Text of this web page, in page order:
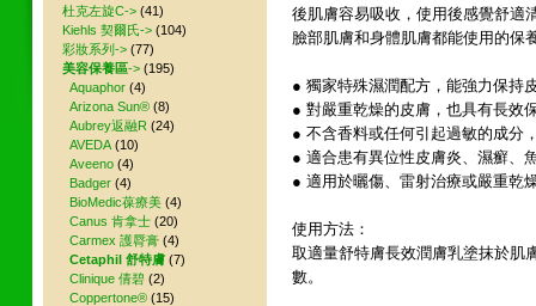
後肌膚容易吸收，使用後感覺舒適
臉部肌膚和身體肌膚都能使用的保
● 獨家特殊濕潤配方，能強力保持
● 對嚴重乾燥的皮膚，也具有長效
● 不含香料或任何引起過敏的成分
● 適合患有異位性皮膚炎、濕癬、
● 適用於曬傷、雷射治療或嚴重乾
使用方法：
取適量舒特膚長效潤膚乳塗抹於肌
數。
杜克左旋C-> (41)
Kiehls 契爾氏-> (104)
彩妝系列-> (77)
美容保養區-> (195)
Aquaphor (4)
Arizona Sun® (8)
Aubrey返融R (24)
AVEDA (10)
Aveeno (4)
Badger (4)
BioMedic葆療美 (4)
Canus 肯拿士 (20)
Carmex 護脣膏 (4)
Cetaphil 舒特膚 (7)
Clinique 倩碧 (2)
Coppertone® (15)